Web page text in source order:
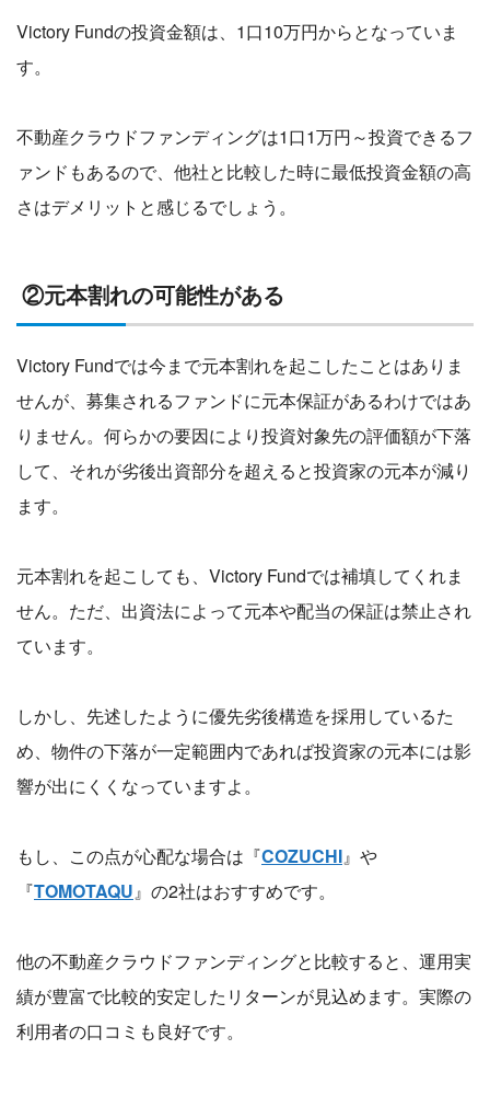
Victory Fundの投資金額は、1口10万円からとなっていま
す。
不動産クラウドファンディングは1口1万円～投資できるフ
ァンドもあるので、他社と比較した時に最低投資金額の高
さはデメリットと感じるでしょう。
②元本割れの可能性がある
Victory Fundでは今まで元本割れを起こしたことはありま
せんが、募集されるファンドに元本保証があるわけではあ
りません。何らかの要因により投資対象先の評価額が下落
して、それが劣後出資部分を超えると投資家の元本が減り
ます。
元本割れを起こしても、Victory Fundでは補填してくれま
せん。ただ、出資法によって元本や配当の保証は禁止され
ています。
しかし、先述したように優先劣後構造を採用しているた
め、物件の下落が一定範囲内であれば投資家の元本には影
響が出にくくなっていますよ。
もし、この点が心配な場合は『COZUCHI』や
『TOMOTAQU』の2社はおすすめです。
他の不動産クラウドファンディングと比較すると、運用実
績が豊富で比較的安定したリターンが見込めます。実際の
利用者の口コミも良好です。